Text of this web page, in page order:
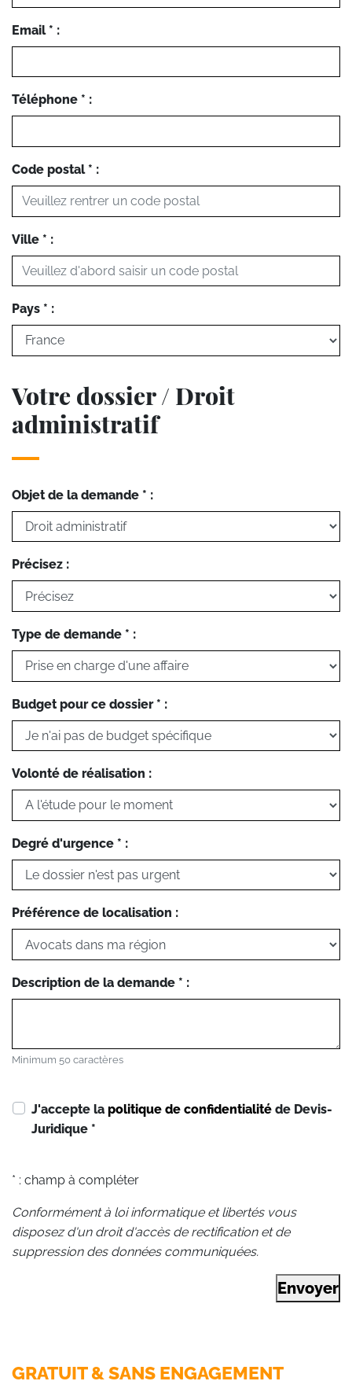
Email * :
Téléphone * :
Code postal * :
Ville * :
Pays * :
Votre dossier / Droit
administratif
Objet de la demande * :
Précisez :
Type de demande * :
Budget pour ce dossier * :
Volonté de réalisation :
Degré d'urgence * :
Préférence de localisation :
Description de la demande * :
Minimum 50 caractères
J'accepte la politique de confidentialité de Devis-
Juridique *
* : champ à compléter
Conformément à loi informatique et libertés vous
disposez d'un droit d'accès de rectification et de
suppression des données communiquées.
Envoyer
GRATUIT & SANS ENGAGEMENT